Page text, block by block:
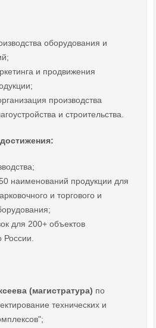
оборудования и
и продвижения
производства
и строительства.
наименований продукции для
и торгового и
для 200+ объектов
России.
(магистратура) по
технических и